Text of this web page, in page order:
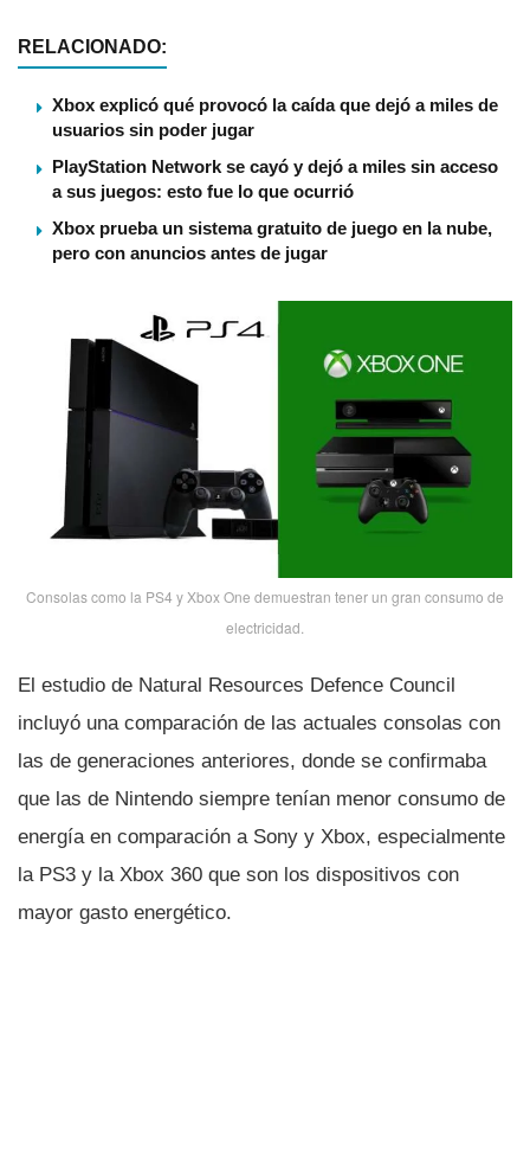
RELACIONADO:
Xbox explicó qué provocó la caída que dejó a miles de
usuarios sin poder jugar
PlayStation Network se cayó y dejó a miles sin acceso
a sus juegos: esto fue lo que ocurrió
Xbox prueba un sistema gratuito de juego en la nube,
pero con anuncios antes de jugar
Consolas como la PS4 y Xbox One demuestran tener un gran consumo de
electricidad.
El estudio de Natural Resources Defence Council
incluyó una comparación de las actuales consolas con
las de generaciones anteriores, donde se confirmaba
que las de Nintendo siempre tení­an menor consumo de
energí­a en comparación a Sony y Xbox, especialmente
la PS3 y la Xbox 360 que son los dispositivos con
mayor gasto energético.